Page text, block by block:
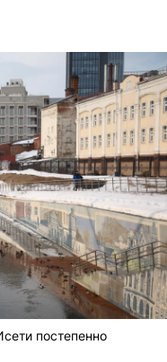
постепенно